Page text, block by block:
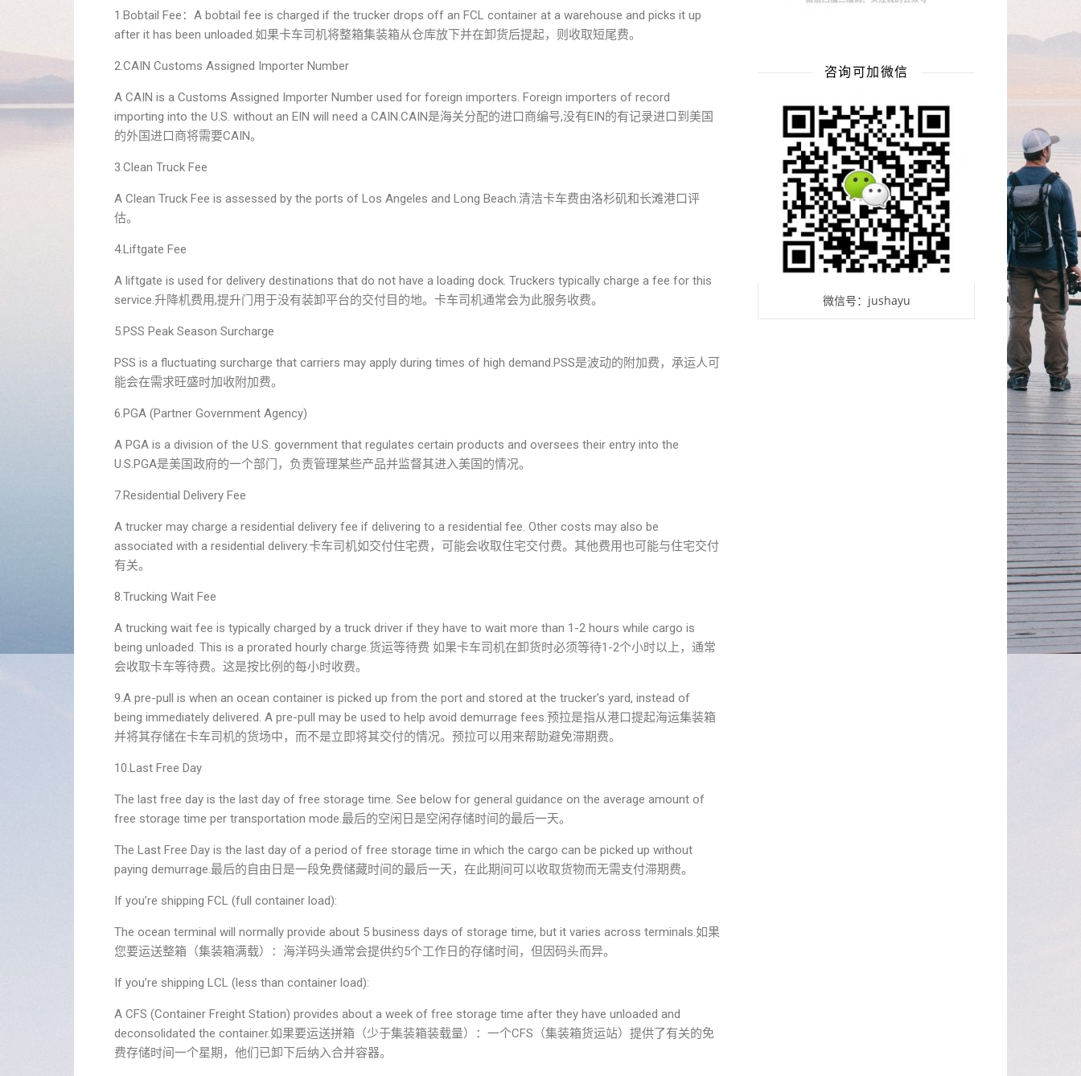
1.Bobtail Fee：A bobtail fee is charged if the trucker drops off an FCL container at a warehouse and picks it up
after it has been unloaded.如果卡车司机将整箱集装箱从仓库放下并在卸货后提起，则收取短尾费。
2.CAIN Customs Assigned Importer Number
A CAIN is a Customs Assigned Importer Number used for foreign importers. Foreign importers of record
importing into the U.S. without an EIN will need a CAIN.CAIN是海关分配的进口商编号,没有EIN的有记录进口到美国
的外国进口商将需要CAIN。
3.Clean Truck Fee
A Clean Truck Fee is assessed by the ports of Los Angeles and Long Beach.清洁卡车费由洛杉矶和长滩港口评
估。
4.Liftgate Fee
A liftgate is used for delivery destinations that do not have a loading dock. Truckers typically charge a fee for this
service.升降机费用,提升门用于没有装卸平台的交付目的地。卡车司机通常会为此服务收费。
5.PSS Peak Season Surcharge
PSS is a fluctuating surcharge that carriers may apply during times of high demand.PSS是波动的附加费，承运人可
能会在需求旺盛时加收附加费。
6.PGA (Partner Government Agency)
A PGA is a division of the U.S. government that regulates certain products and oversees their entry into the
U.S.PGA是美国政府的一个部门，负责管理某些产品并监督其进入美国的情况。
7.Residential Delivery Fee
A trucker may charge a residential delivery fee if delivering to a residential fee. Other costs may also be
associated with a residential delivery.卡车司机如交付住宅费，可能会收取住宅交付费。其他费用也可能与住宅交付
有关。
8.Trucking Wait Fee
A trucking wait fee is typically charged by a truck driver if they have to wait more than 1-2 hours while cargo is
being unloaded. This is a prorated hourly charge.货运等待费 如果卡车司机在卸货时必须等待1-2个小时以上，通常
会收取卡车等待费。这是按比例的每小时收费。
9.A pre-pull is when an ocean container is picked up from the port and stored at the trucker’s yard, instead of
being immediately delivered. A pre-pull may be used to help avoid demurrage fees.预拉是指从港口提起海运集装箱
并将其存储在卡车司机的货场中，而不是立即将其交付的情况。预拉可以用来帮助避免滞期费。
10.Last Free Day
The last free day is the last day of free storage time. See below for general guidance on the average amount of
free storage time per transportation mode.最后的空闲日是空闲存储时间的最后一天。
The Last Free Day is the last day of a period of free storage time in which the cargo can be picked up without
paying demurrage.最后的自由日是一段免费储藏时间的最后一天，在此期间可以收取货物而无需支付滞期费。
If you’re shipping FCL (full container load):
The ocean terminal will normally provide about 5 business days of storage time, but it varies across terminals.如果
您要运送整箱（集装箱满载）：海洋码头通常会提供约5个工作日的存储时间，但因码头而异。
If you’re shipping LCL (less than container load):
A CFS (Container Freight Station) provides about a week of free storage time after they have unloaded and
deconsolidated the container.如果要运送拼箱（少于集装箱装载量）：一个CFS（集装箱货运站）提供了有关的免
费存储时间一个星期，他们已卸下后纳入合并容器。
咨询可加微信
微信号：jushayu